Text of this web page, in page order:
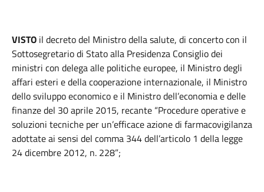
VISTO il decreto del Ministro della salute, di concerto con il
Sottosegretario di Stato alla Presidenza Consiglio dei
ministri con delega alle politiche europee, il Ministro degli
affari esteri e della cooperazione internazionale, il Ministro
dello sviluppo economico e il Ministro dell’economia e delle
finanze del 30 aprile 2015, recante “Procedure operative e
soluzioni tecniche per un’efficace azione di farmacovigilanza
adottate ai sensi del comma 344 dell’articolo 1 della legge
24 dicembre 2012, n. 228”;